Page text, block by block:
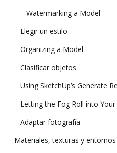
Watermarking a Model
Elegir un estilo
Organizing a Model
Clasificar objetos
Using SketchUp’s Generate
Letting the Fog Roll into
Adaptar fotografía
Materiales, texturas y entornos